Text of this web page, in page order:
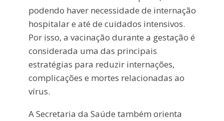
podendo haver necessidade de internação
hospitalar e até de cuidados intensivos.
Por isso, a vacinação durante a gestação é
considerada uma das principais
estratégias para reduzir internações,
complicações e mortes relacionadas ao
vírus.
A Secretaria da Saúde também orienta